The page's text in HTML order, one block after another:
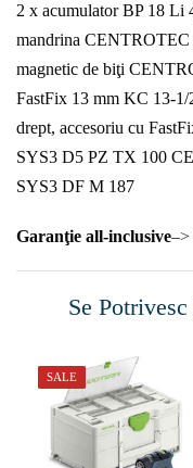
2 x acumulator BP 18 Li
mandrina CENTROTEC
magnetic de biţi
FastFix 13 mm KC 13-
drept, accesoriu cu
SYS3 D5 PZ TX 100
SYS3 DF M 187
Garanţie all-inclusive–>
Se
SALE